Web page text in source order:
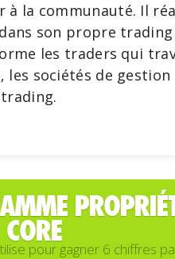
à la communauté. Il
son propre trading
les traders qui
les sociétés de
CORE
pour gagner 6 chiffres